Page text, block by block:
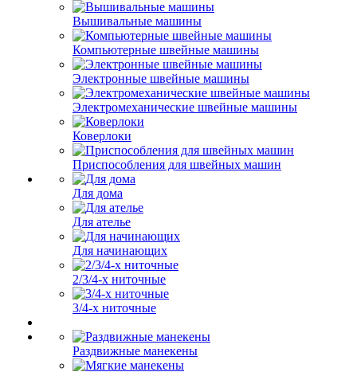
Вышивальные машины
Компьютерные швейные машины
Электронные швейные машины
Электромеханические швейные машины
Коверлоки
Приспособления для швейных машин
Для дома
Для ателье
Для начинающих
2/3/4-х ниточные
3/4-х ниточные
Раздвижные манекены